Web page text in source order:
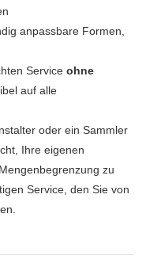
anpassbare Formen,
Service ohne
auf alle
oder ein Sammler
Ihre eigenen
zu
Service, den Sie von